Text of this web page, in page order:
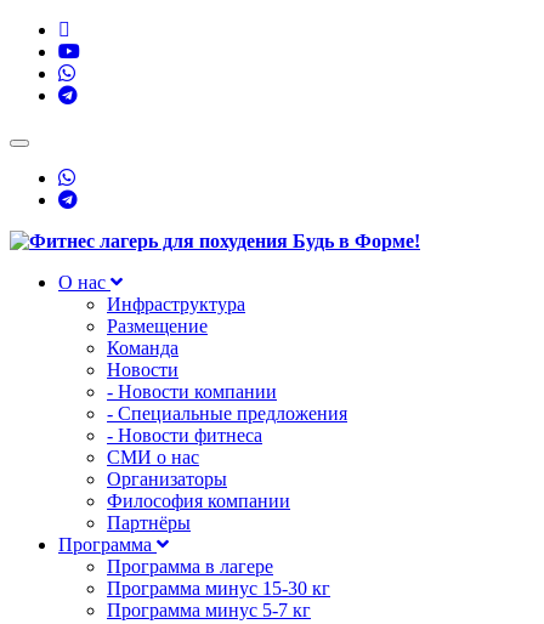
Toggle
navigation
О нас
Инфраструктура
Размещение
Команда
Новости
- Новости компании
- Специальные предложения
- Новости фитнеса
СМИ о нас
Организаторы
Философия компании
Партнёры
Программа
Программа в лагере
Программа минус 15-30 кг
Программа минус 5-7 кг